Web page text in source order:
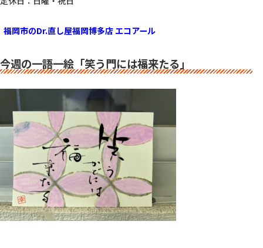
福岡市のDr.直し屋福岡博多店 エコアール
今週の一語一絵「笑う門には福来たる」